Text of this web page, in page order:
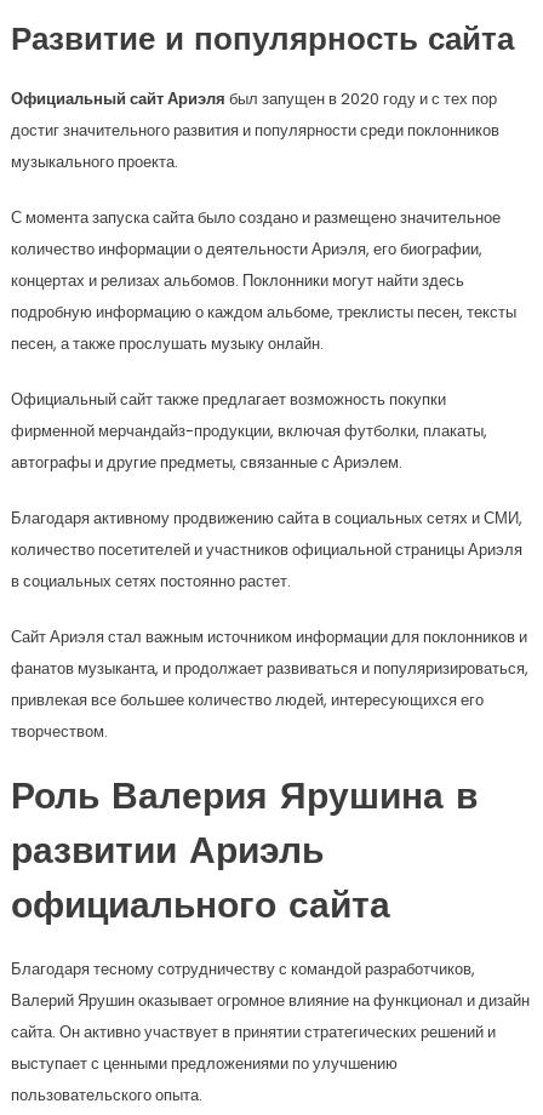
Развитие и популярность сайта
Официальный сайт Ариэля был запущен в 2020 году и с тех пор
достиг значительного развития и популярности среди поклонников
музыкального проекта.
С момента запуска сайта было создано и размещено значительное
количество информации о деятельности Ариэля, его биографии,
концертах и релизах альбомов. Поклонники могут найти здесь
подробную информацию о каждом альбоме, треклисты песен, тексты
песен, а также прослушать музыку онлайн.
Официальный сайт также предлагает возможность покупки
фирменной мерчандайз-продукции, включая футболки, плакаты,
автографы и другие предметы, связанные с Ариэлем.
Благодаря активному продвижению сайта в социальных сетях и СМИ,
количество посетителей и участников официальной страницы Ариэля
в социальных сетях постоянно растет.
Сайт Ариэля стал важным источником информации для поклонников и
фанатов музыканта, и продолжает развиваться и популяризироваться,
привлекая все большее количество людей, интересующихся его
творчеством.
Роль Валерия Ярушина в
развитии Ариэль
официального сайта
Благодаря тесному сотрудничеству с командой разработчиков,
Валерий Ярушин оказывает огромное влияние на функционал и дизайн
сайта. Он активно участвует в принятии стратегических решений и
выступает с ценными предложениями по улучшению
пользовательского опыта.